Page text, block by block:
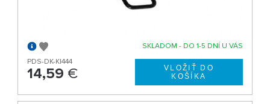
SKLADOM - DO 1-5 DNÍ U VÁS
PDS-DK-K|444
14,59 €